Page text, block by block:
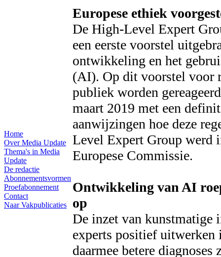
Home
Over Media Update
Thema's in Media
Update
De redactie
Abonnementsvormen
Proefabonnement
Contact
Naar Vakpublicaties
Europese ethiek
De High-Level Expert
een eerste voorstel
ontwikkeling en het
(AI). Op dit voorstel voor
publiek worden
maart 2019 met een
aanwijzingen hoe deze
Level Expert Group werd
Europese Commissie.
Ontwikkeling van AI
op
De inzet van
experts positief uitwerken
daarmee betere